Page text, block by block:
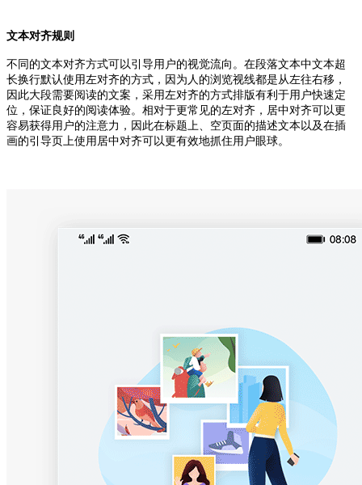
文本对齐规则
不同的文本对齐方式可以引导用户的视觉流向。在段落文本中文本超
长换行默认使用左对齐的方式，因为人的浏览视线都是从左往右移，
因此大段需要阅读的文案，采用左对齐的方式排版有利于用户快速定
位，保证良好的阅读体验。相对于更常见的左对齐，居中对齐可以更
容易获得用户的注意力，因此在标题上、空页面的描述文本以及在插
画的引导页上使用居中对齐可以更有效地抓住用户眼球。